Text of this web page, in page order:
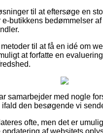
til at eftersøge en
butikkens bedømmelser
til at få en idé om
at forfatte en
samarbejder med nogle
den besøgende vi
ofte, men det er
af websitets